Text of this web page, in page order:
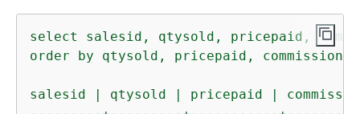
select salesid, qtysold, pricepaid,
order
by qtysold, pricepaid, commission,
salesid | qtysold | pricepaid |